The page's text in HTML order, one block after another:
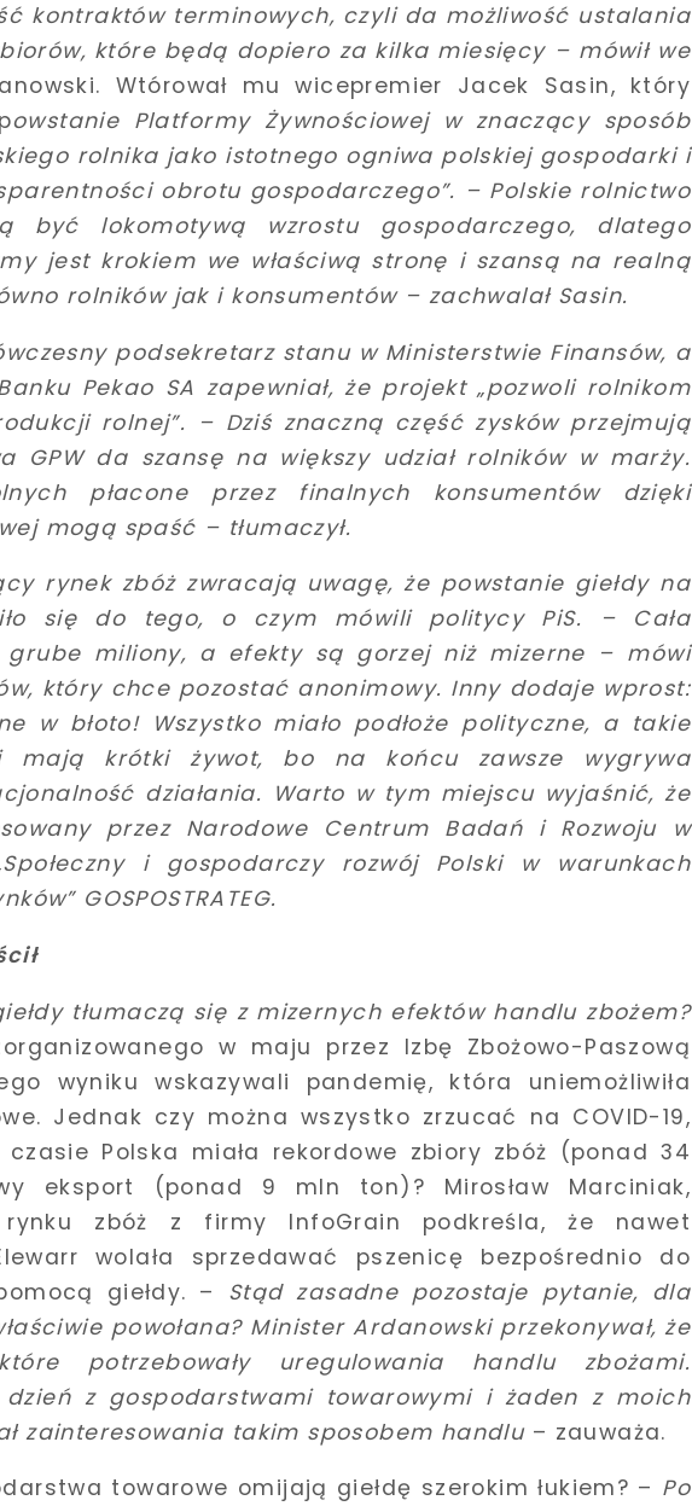
kontraktów terminowych, czyli da możliwość ustalania
które będą dopiero za kilka miesięcy – mówił we
Wtórował mu wicepremier Jacek Sasin, który
owstanie Platformy Żywnościowej w znaczący sposób
rolnika jako istotnego ogniwa polskiej gospodarki i
obrotu gospodarczego”. – Polskie rolnictwo
być lokomotywą wzrostu gospodarczego, dlatego
jest krokiem we właściwą stronę i szansą na realną
rolników jak i konsumentów – zachwalał Sasin.
podsekretarz stanu w Ministerstwie Finansów, a
Pekao SA zapewniał, że projekt „pozwoli rolnikom
rolnej”. – Dziś znaczną część zysków przejmują
GPW da szansę na większy udział rolników w marży.
płacone przez finalnych konsumentów dzięki
mogą spaść – tłumaczył.
rynek zbóż zwracają uwagę, że powstanie giełdy na
się do tego, o czym mówili politycy PiS. – Cała
grube miliony, a efekty są gorzej niż mizerne – mówi
który chce pozostać anonimowy. Inny dodaje wprost:
w błoto! Wszystko miało podłoże polityczne, a takie
mają krótki żywot, bo na końcu zawsze wygrywa
działania. Warto w tym miejscu wyjaśnić, że
przez Narodowe Centrum Badań i Rozwoju w
i gospodarczy rozwój Polski w warunkach
GOSPOSTRATEG.
tłumaczą się z mizernych efektów handlu zbożem?
w maju przez Izbę Zbożowo-Paszową
wyniku wskazywali pandemię, która uniemożliwiła
Jednak czy można wszystko zrzucać na COVID-19,
Polska miała rekordowe zbiory zbóż (ponad 34
eksport (ponad 9 mln ton)? Mirosław Marciniak,
rynku zbóż z firmy InfoGrain podkreśla, że nawet
wolała sprzedawać pszenicę bezpośrednio do
giełdy. – Stąd zasadne pozostaje pytanie, dla
powołana? Minister Ardanowski przekonywał, że
potrzebowały uregulowania handlu zbożami.
dzień z gospodarstwami towarowymi i żaden z moich
zainteresowania takim sposobem handlu– zauważa.
towarowe omijają giełdę szerokim łukiem? – Po